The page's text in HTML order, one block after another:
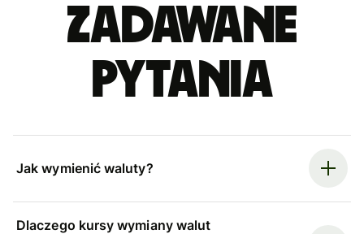
zadawane
pytania
Jak wymienić waluty?
Dlaczego kursy wymiany walut